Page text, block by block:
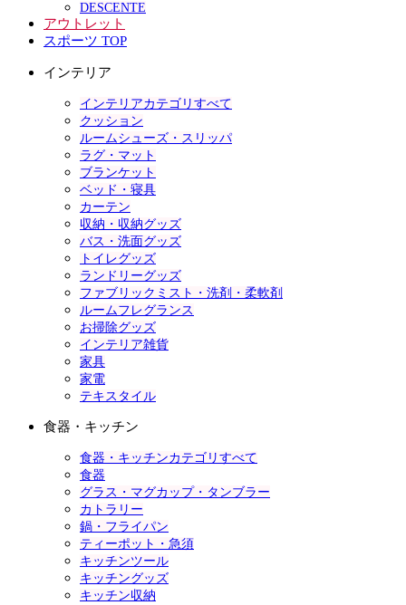
DESCENTE
アウトレット
スポーツ TOP
インテリア
インテリアカテゴリすべて
クッション
ルームシューズ・スリッパ
ラグ・マット
ブランケット
ベッド・寝具
カーテン
収納・収納グッズ
バス・洗面グッズ
トイレグッズ
ランドリーグッズ
ファブリックミスト・洗剤・柔軟剤
ルームフレグランス
お掃除グッズ
インテリア雑貨
家具
家電
テキスタイル
食器・キッチン
食器・キッチンカテゴリすべて
食器
グラス・マグカップ・タンブラー
カトラリー
鍋・フライパン
ティーポット・急須
キッチンツール
キッチングッズ
キッチン収納